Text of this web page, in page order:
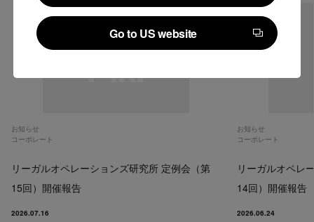
Continue to Japan corporate site
Go to US website
Go to US website
お知らせ
コーポレート
リーガルオペレーションズ研究所 定例会（第
15回）開催報告
2026.07.16
お知らせ
コーポレート
リーガルオペレ
14回）開催報告
2026.06.24